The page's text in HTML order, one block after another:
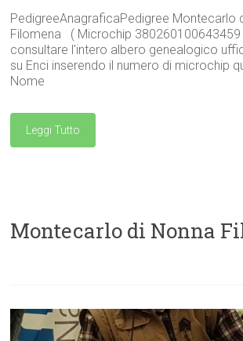
PedigreeAnagraficaPedigree Montecarlo
Filomena ( Microchip 380260100643459
consultare l'intero albero genealogico
su Enci inserendo il numero di microchip
Nome
Leggi Tutto
Montecarlo di Nonna